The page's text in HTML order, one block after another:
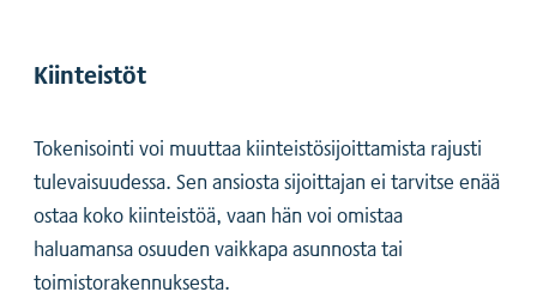
Kiinteistöt
‍Tokenisointi voi muuttaa kiinteistösijoittamista rajusti
tulevaisuudessa. Sen ansiosta sijoittajan ei tarvitse enää
ostaa koko kiinteistöä, vaan hän voi omistaa
haluamansa osuuden vaikkapa asunnosta tai
toimistorakennuksesta.